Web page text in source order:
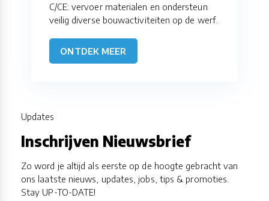
C/CE: vervoer materialen en ondersteun
veilig diverse bouwactiviteiten op de werf.
ONTDEK MEER
Updates
Inschrijven Nieuwsbrief
Zo word je altijd als eerste op de hoogte gebracht van
ons laatste nieuws, updates, jobs, tips & promoties.
Stay UP-TO-DATE!